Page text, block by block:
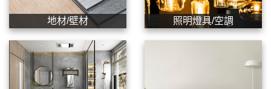
地材/壁材 照明燈具/空調